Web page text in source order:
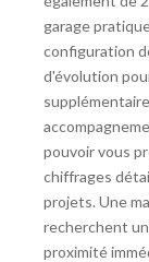
garage
configuration
d'évolution
pouvoir vous
chiffrages
projets. Une
recherchent
proximité